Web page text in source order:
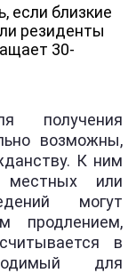
если близкие
резиденты
30-
получения
возможны,
К ним
местных или
могут
продлением,
в
для